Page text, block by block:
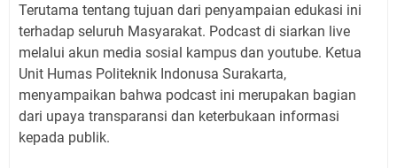
Terutama tentang tujuan dari penyampaian edukasi ini
terhadap seluruh Masyarakat. Podcast di siarkan live
melalui akun media sosial kampus dan youtube. Ketua
Unit Humas Politeknik Indonusa Surakarta,
menyampaikan bahwa podcast ini merupakan bagian
dari upaya transparansi dan keterbukaan informasi
kepada publik.